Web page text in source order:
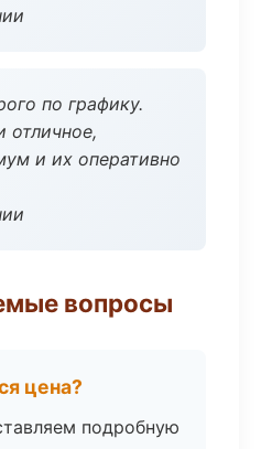
по графику.
отличное,
и их оперативно
вопросы
цена?
подробную